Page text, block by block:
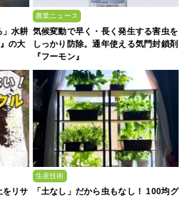
」水耕
の大
農業ニュース
気候変動で早く・長く発生する害虫を
しっかり防除。通年使える気門封鎖剤
『フーモン』
リサ
生産技術
「土なし」だから虫もなし！ 100均グ